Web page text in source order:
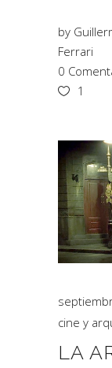
by
Ferrari
0
1
cine y
LA